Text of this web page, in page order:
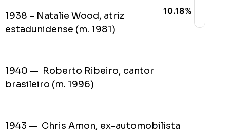
1938 – Natalie Wood, atriz
estadunidense (m. 1981)
1940 — Roberto Ribeiro, cantor
brasileiro (m. 1996)
1943 — Chris Amon, ex-automobilista
10.18%